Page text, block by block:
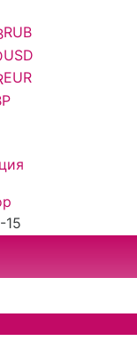
RUB
USD
EUR
15